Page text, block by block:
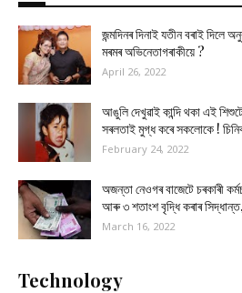
জন্মদিনৰ দিনাই যতীন বৰাই দিলে
মৰমৰ অভিনেতাগৰাকীয়ে ?
April 26, 2022
আঙুলি দেখুৱাই কান্দি থকা এই
সৰলতাই মুগ্ধ কৰে সকলোকে !
February 24, 2022
অজন্তা নেওগৰ বাজেটে চৰকাৰী
আৰু ৩ শতাংশ বৃদ্ধি কৰাৰ সিদ্ধান্ত,
March 16, 2022
Technology